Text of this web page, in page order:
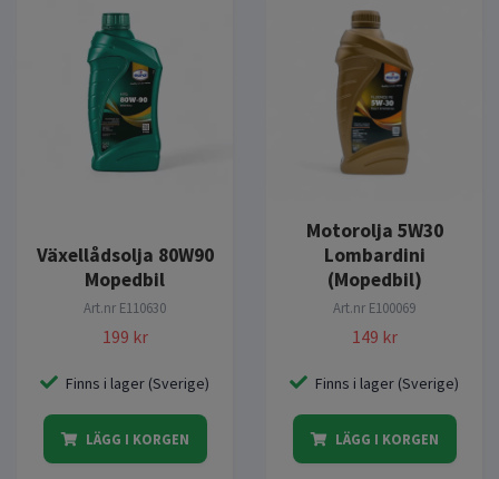
Växellådsolja 80W90
Mopedbil
Art.nr E110630
199 kr
Finns i lager (Sverige)
LÄGG I KORGEN
Motorolja 5W30
Lombardini
(Mopedbil)
Art.nr E100069
149 kr
Finns i lager (Sverige)
LÄGG I KORGEN